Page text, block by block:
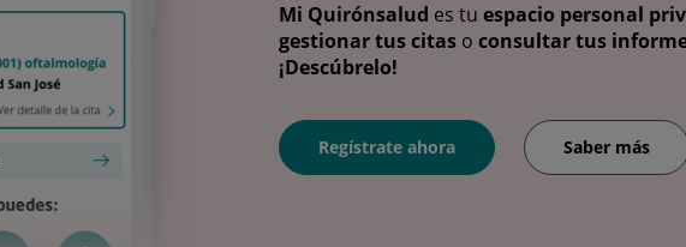
Mi Quirónsalud es tu espacio personal
gestionar tus citas o consultar tus
¡Descúbrelo!
Regístrate ahora Saber más